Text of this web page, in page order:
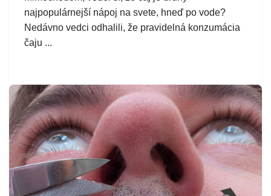
najpopulárnejší nápoj na svete, hneď po vode?
Nedávno vedci odhalili, že pravidelná konzumácia
čaju ...